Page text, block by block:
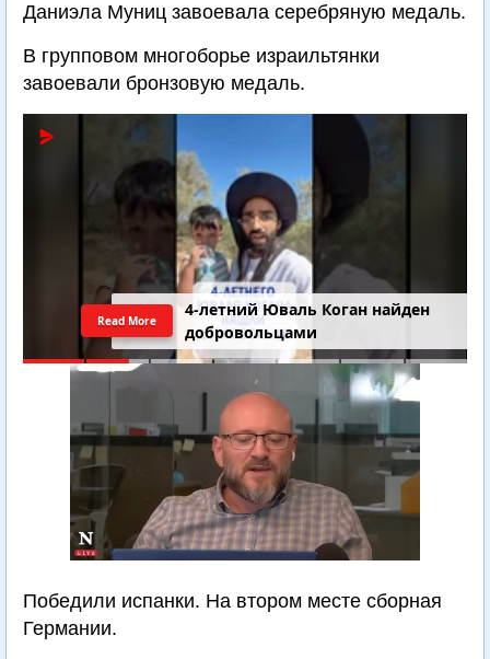
Даниэла Муниц завоевала серебряную медаль.
В групповом многоборье израильтянки
завоевали бронзовую медаль.
4-летний Юваль Коган найден
добровольцами
Read More
Победили испанки. На втором месте сборная
Германии.